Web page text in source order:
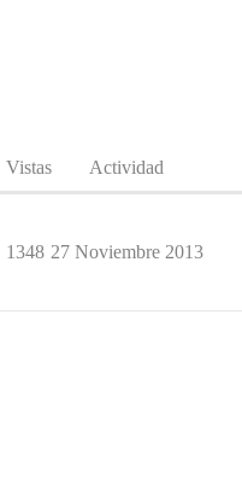
Vistas Actividad
1348 27 Noviembre 2013